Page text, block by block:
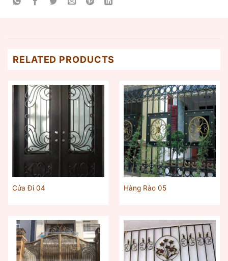
RELATED PRODUCTS
Cửa Đi 04 Hàng Rào 05